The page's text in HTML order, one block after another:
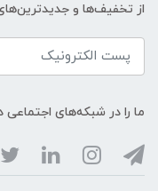
از تخفیف‌ها و
ما را در شبکه‌های اجتماعی